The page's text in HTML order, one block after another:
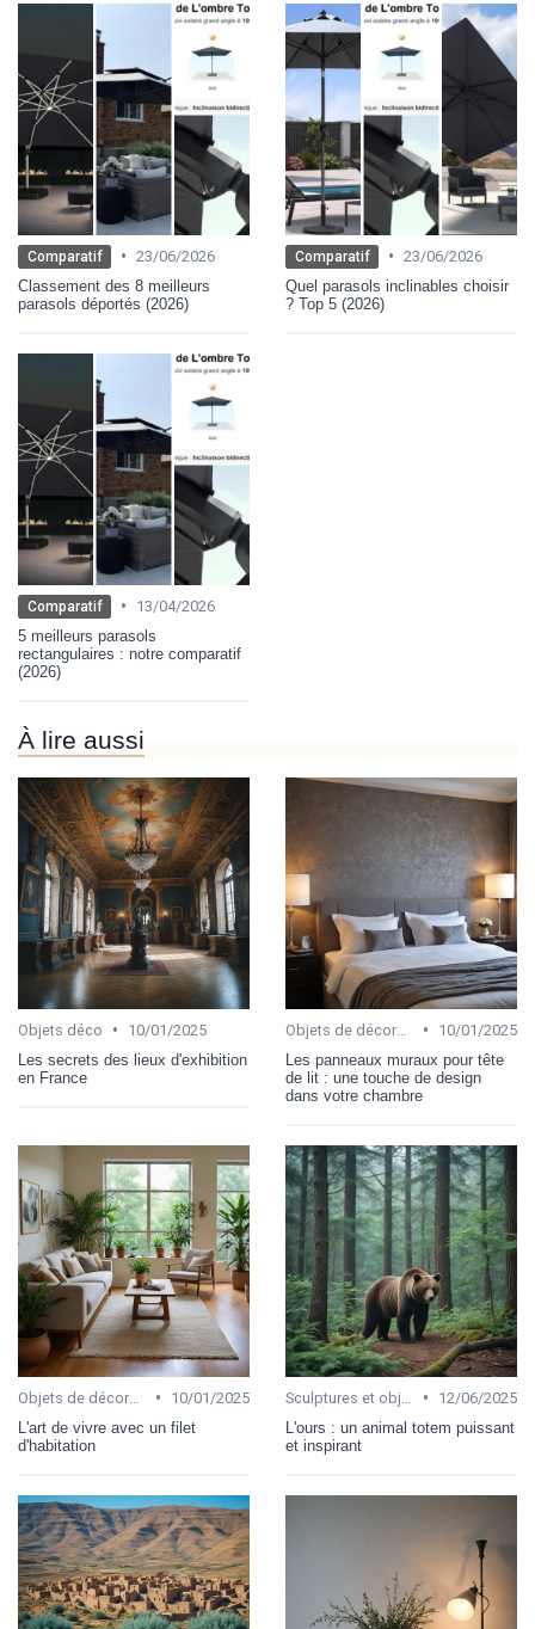
Comparatif • 23/06/2026
Classement des 8 meilleurs
parasols déportés (2026)
Comparatif • 23/06/2026
Quel parasols inclinables choisir
? Top 5 (2026)
Comparatif •
13/04/2026
5 meilleurs parasols
rectangulaires : notre comparatif
(2026)
À lire aussi
Objets déco •
10/01/2025
Les secrets des lieux d'exhibition
en France
Objets de décoration •
10/01/2025
Les panneaux muraux pour tête
de lit : une touche de design
dans votre chambre
Objets de décoration •
10/01/2025
L'art de vivre avec un filet
d'habitation
Sculptures et objets d'art •
12/06/2025
L'ours : un animal totem puissant
et inspirant